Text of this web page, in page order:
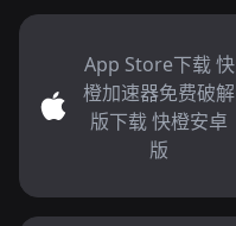
App Store下载 快
橙加速器免费破解
版下载 快橙安卓
版